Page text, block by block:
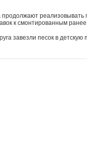
реализовывать
к смонтированным
завезли песок в детскую